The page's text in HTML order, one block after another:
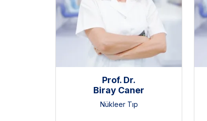
Prof. Dr.
Biray Caner
Nükleer Tıp